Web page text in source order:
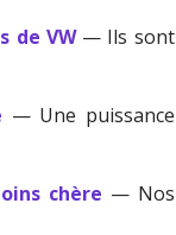
de VW— Ils sont
— Une puissance
chère — Nos